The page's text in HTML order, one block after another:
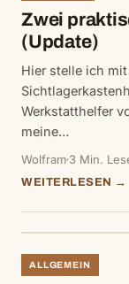
Zwei
(Update)
Hier stelle ich
Werkstatthelfer
meine…
Wolfram 3 Min.
WEITERLESEN →
ALLGEMEIN